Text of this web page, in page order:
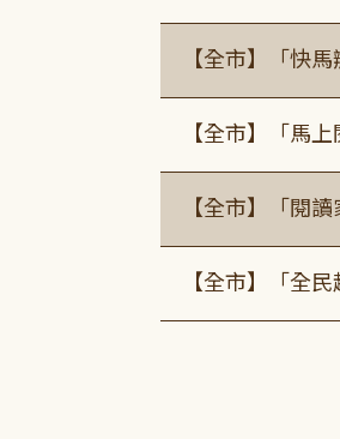
【全市】「快
【全市】「馬
【全市】「閱
【全市】「全